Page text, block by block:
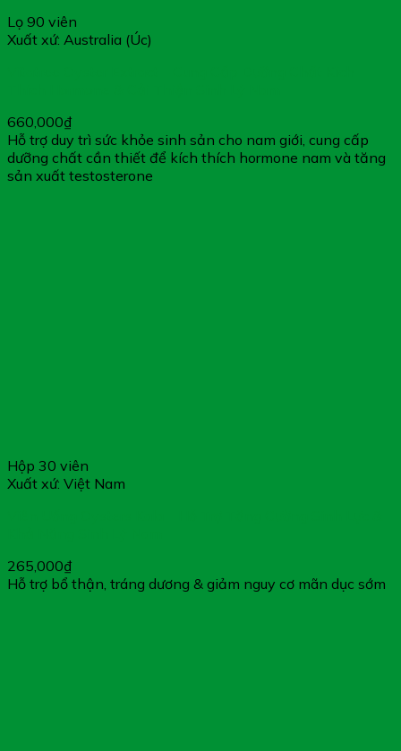
Lọ 90 viên
Xuất xứ: Australia (Úc)
660,000₫
Hỗ trợ duy trì sức khỏe sinh sản cho nam giới, cung cấp
dưỡng chất cần thiết để kích thích hormone nam và tăng
sản xuất testosterone
Hộp 30 viên
Xuất xứ: Việt Nam
265,000₫
Hỗ trợ bổ thận, tráng dương & giảm nguy cơ mãn dục sớm